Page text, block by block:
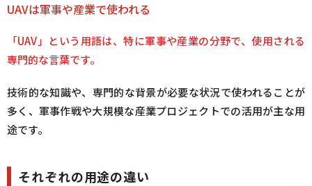
UAVは軍事や産業で使われる
「UAV」という用語は、特に軍事や産業の分野で、使用される
専門的な言葉です。
技術的な知識や、専門的な背景が必要な状況で使われることが
多く、軍事作戦や大規模な産業プロジェクトでの活用が主な用
途です。
それぞれの用途の違い